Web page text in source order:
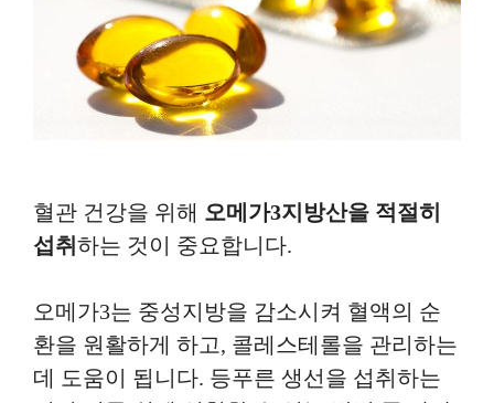
혈관 건강을 위해 오메가3지방산을 적절히
섭취 하는 것이 중요합니다.
오메가3는 중성지방을 감소시켜 혈액의 순
환을 원활하게 하고, 콜레스테롤을 관리하는
데 도움이 됩니다. 등푸른 생선을 섭취하는